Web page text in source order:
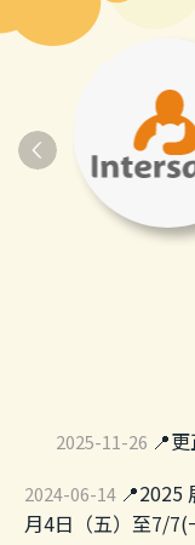
2025-11-26 📍
2024-06-14 📍2025
月4日（五）至7/7(